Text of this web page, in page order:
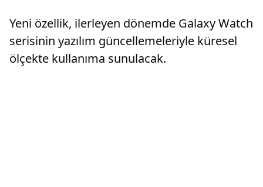
Yeni özellik, ilerleyen dönemde Galaxy Watch
serisinin yazılım güncellemeleriyle küresel
ölçekte kullanıma sunulacak.